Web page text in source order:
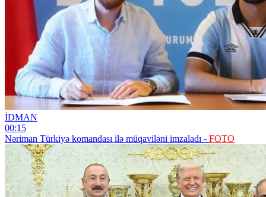
İDMAN
00:15
Nəriman Türkiyə komandası ilə müqaviləni imzaladı - FOTO